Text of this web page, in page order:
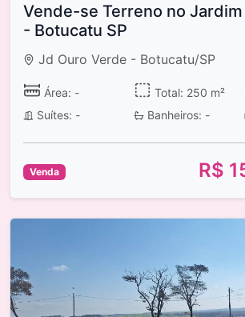
Vende-se Terreno no
- Botucatu SP
Jd Ouro Verde - Botucatu/SP
Área: - Total: 250 m²
Suítes: -
Banheiros: -
Venda R$